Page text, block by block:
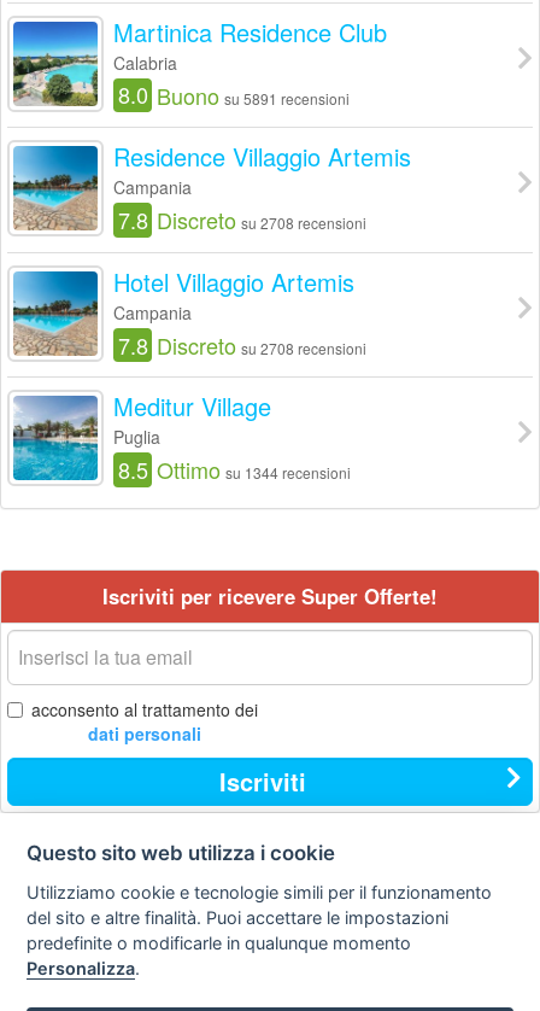
Martinica Residence Club
Calabria
8.0 Buono su 5891 recensioni
Residence Villaggio Artemis
Campania
7.8 Discreto su 2708 recensioni
Hotel Villaggio Artemis
Campania
7.8 Discreto su 2708 recensioni
Meditur Village
Puglia
8.5 Ottimo su 1344 recensioni
Iscriviti per ricevere Super Offerte!
La
tua
email
acconsento al trattamento dei
dati personali
Iscriviti
Contatti
Privacy
policy
legale
Preferenze cookie
Questo sito web utilizza i cookie
Utilizziamo cookie e tecnologie simili per il funzionamento
del sito e altre finalità. Puoi accettare le impostazioni
predefinite o modificarle in qualunque momento
Personalizza.